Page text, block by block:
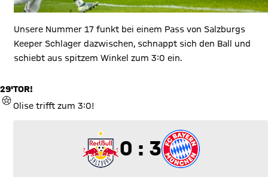
Unsere Nummer 17 funkt bei einem Pass von Salzburgs
Keeper Schlager dazwischen, schnappt sich den Ball und
schiebt aus spitzem Winkel zum 3:0 ein.
29'
TOR
TOR!
Olise trifft zum 3:0!
0 zu 3
0 : 3